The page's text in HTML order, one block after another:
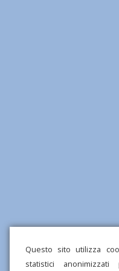
Questo sito utilizza
statistici